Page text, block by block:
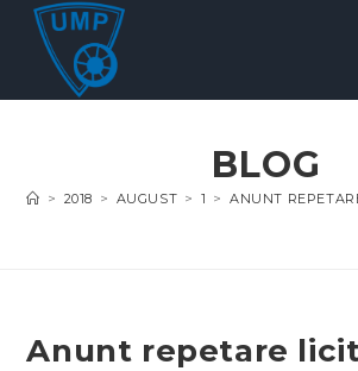
BLOG
> 2018 > AUGUST > 1 > ANUNT
Anunt repetare